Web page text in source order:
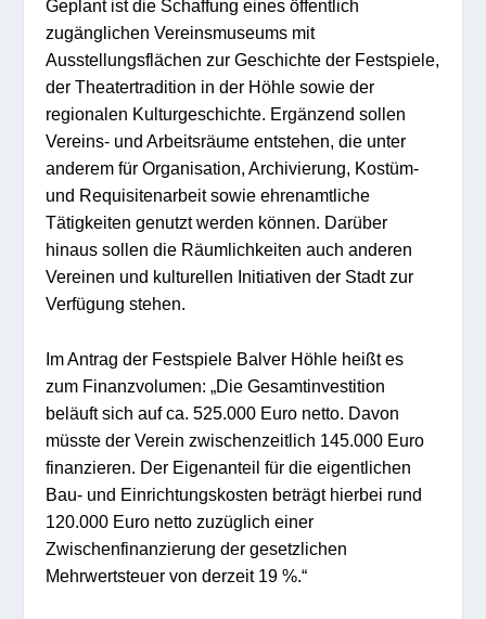
Geplant ist die Schaffung eines öffentlich
zugänglichen Vereinsmuseums mit
Ausstellungsflächen zur Geschichte der Festspiele,
der Theatertradition in der Höhle sowie der
regionalen Kulturgeschichte. Ergänzend sollen
Vereins- und Arbeitsräume entstehen, die unter
anderem für Organisation, Archivierung, Kostüm-
und Requisitenarbeit sowie ehrenamtliche
Tätigkeiten genutzt werden können. Darüber
hinaus sollen die Räumlichkeiten auch anderen
Vereinen und kulturellen Initiativen der Stadt zur
Verfügung stehen.
Im Antrag der Festspiele Balver Höhle heißt es
zum Finanzvolumen: „Die Gesamtinvestition
beläuft sich auf ca. 525.000 Euro netto. Davon
müsste der Verein zwischenzeitlich 145.000 Euro
finanzieren. Der Eigenanteil für die eigentlichen
Bau- und Einrichtungskosten beträgt hierbei rund
120.000 Euro netto zuzüglich einer
Zwischenfinanzierung der gesetzlichen
Mehrwertsteuer von derzeit 19 %.“